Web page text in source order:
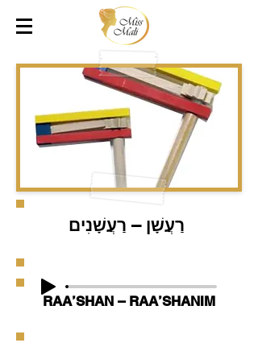
רַעֲשָׁן – רַעֲשָׁנִים
RAA’SHAN – RAA’SHANIM